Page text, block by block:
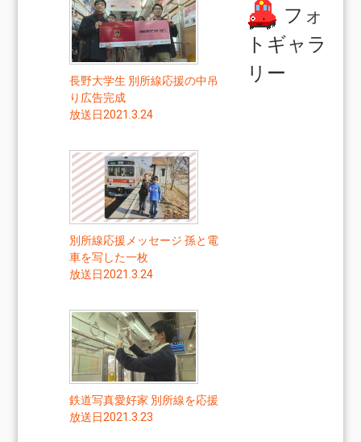
長野大学生 別所線応援の中吊
り広告完成
放送日2021.3.24
別所線応援メッセージ 孫と電
車を写した一枚
放送日2021.3.24
鉄道写真愛好家 別所線を応援
放送日2021.3.23
フォ
トギャラ
リー